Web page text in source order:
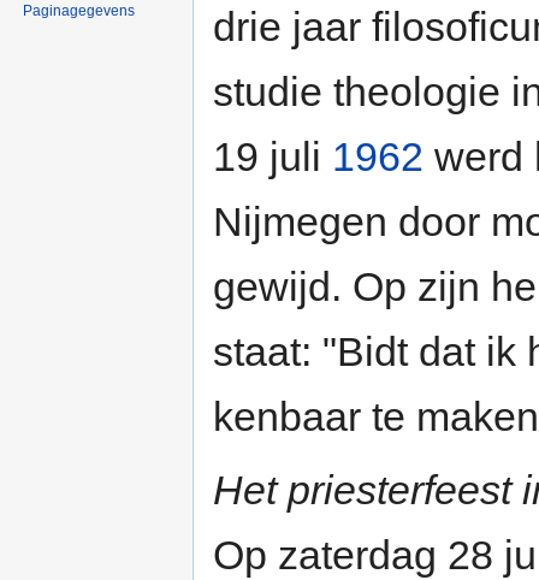
drie jaar
studie theologie
19 juli 1962 werd
Nijmegen door
gewijd. Op zijn
staat: "Bidt dat ik
kenbaar te
Het priesterfeest
Op zaterdag 28
Paginagegevens